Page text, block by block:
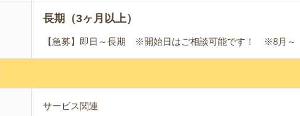
長期（3ヶ月以上）
【急募】即日～長期 ※開始日はご相談可能です！ ※8月～
サービス関連